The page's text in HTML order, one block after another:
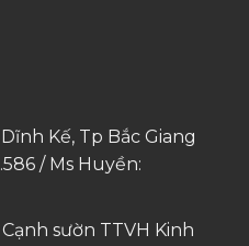
Dĩnh Kế, Tp Bắc Giang
/ Ms Huyền:
sườn TTVH Kinh